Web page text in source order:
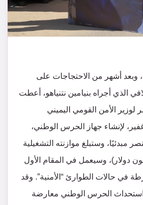
في آذار/مارس 2023، وبعد أشهر من الاحتجاجات على
الذي أجراه بنيامين نتنياهو، أعطت
لوزير الأمن القومي اليميني
لإنشاء جهاز الحرس الوطني،
سيضم 1800 عنصر مبدئيًا، وستبلغ موازنته التشغيلية
شيكل (273 مليون دولار)، وسيعمل في المقام الأول
في حالات الطوارئ “الأمنية”. وقد
استحداث الحرس الوطني معارضة